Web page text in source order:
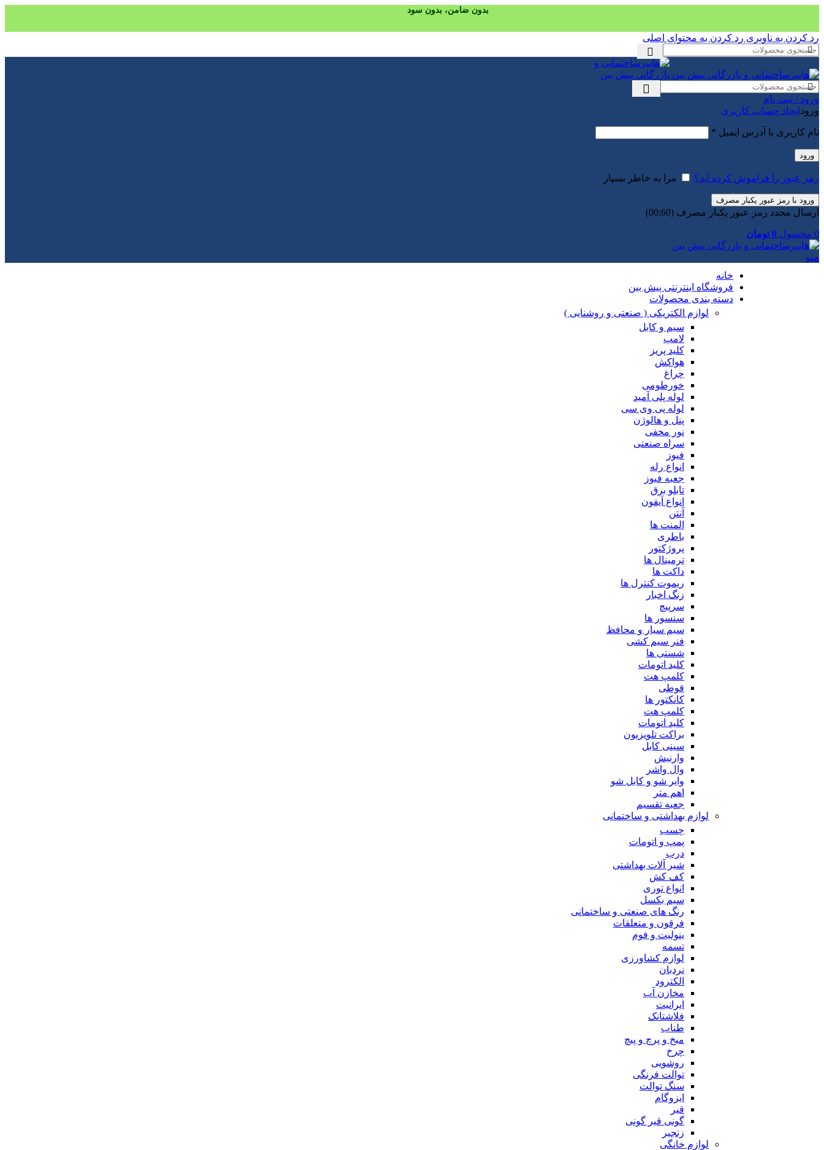
بدون ضامن، بدون سود
رد کردن به ناوبری رد کردن به محتوای اصلی
ورود / ثبت نام
ورود ایجاد حساب کاربری
نام کاربری یا آدرس ایمیل *
ورود
رمز عبور را فراموش کرده اید؟ مرا به خاطر بسپار
ورود با رمز عبور یکبار مصرف
ارسال مجدد رمز عبور یکبار مصرف (00:
60
)
0 محصول 0 تومان
منو
خانه
فروشگاه اینترنتی پیش بین
دسته بندی محصولات
لوازم الکتریکی ( صنعتی و روشنایی )
سیم و کابل
لامپ
کلید پریز
هواکش
چراغ
خورطومی
لوله پلی آمید
لوله پی وی سی
پنل و هالوژن
نور مخفی
سراه صنعتی
فیوز
انواع رله
جعبه فیوز
تابلو برق
انواع آیفون
آنتن
المنت ها
باطری
پروژکتور
ترمینال ها
داکت ها
ریموت کنترل ها
زنگ اخبار
سرپیچ
سنسور ها
سیم سیار و محافظ
فنر سیم کشی
شستی ها
کلید اتومات
کلمپ هت
قوطی
کانکتور ها
کلمپ هت
کلید اتومات
براکت تلویزیون
سینی کابل
وارنیش
وال واشر
وایر شو و کابل شو
اهم متر
جعبه تقسیم
لوازم بهداشتی و ساختمانی
چسب
پمپ و اتومات
درب
شیر آلات بهداشتی
کف کش
انواع توری
سیم بکسل
رنگ های صنعتی و ساختمانی
فرقون و متعلقات
ینولیت و فوم
تسمه
لوازم کشاورزی
نردبان
الکترود
مخازن آب
ایرانیت
فلاشتانک
طناب
میخ و پرچ و پیچ
چرخ
روشویی
توالت فرنگی
سنگ توالت
ایزوگام
قیر
گونی قیر گونی
زنجیر
لوازم خانگی